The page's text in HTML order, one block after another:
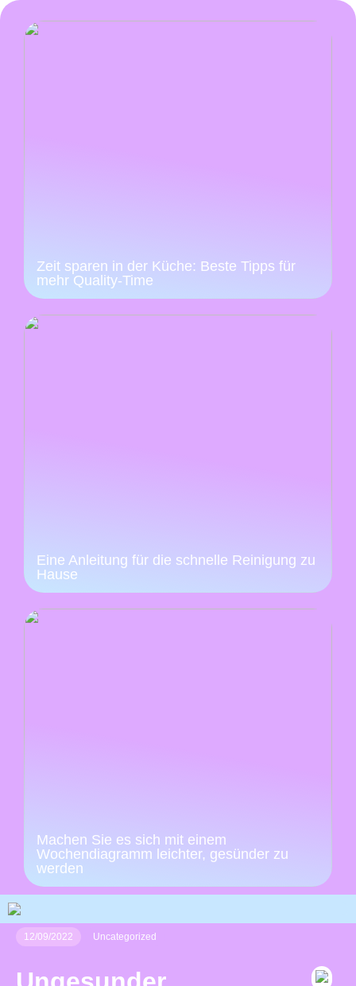
Zeit sparen in der Küche: Beste Tipps für
mehr Quality-Time
Eine Anleitung für die schnelle Reinigung zu
Hause
Machen Sie es sich mit einem
Wochendiagramm leichter, gesünder zu
werden
12/09/2022 Uncategorized